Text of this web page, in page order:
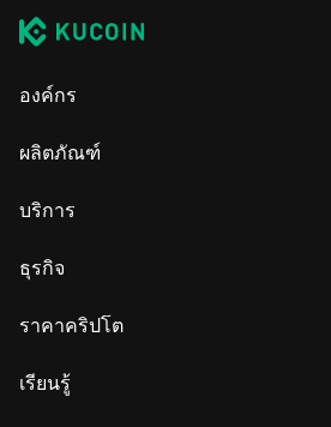
องค์กร
ผลิตภัณฑ์
บริการ
ธุรกิจ
ราคาคริปโต
เรียนรู้